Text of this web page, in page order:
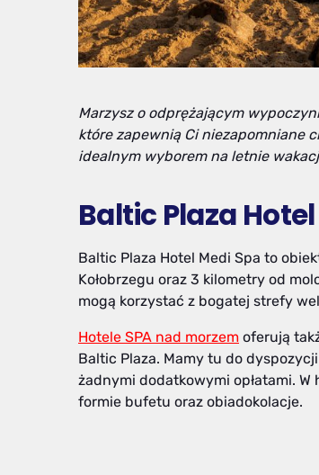
Marzysz o odprężającym
które zapewnią Ci niezapomniane
idealnym wyborem na letnie
Baltic Plaza
Baltic Plaza Hotel Medi Spa to
Kołobrzegu oraz 3 kilometry od
mogą korzystać z bogatej strefy
Hotele SPA nad morzem oferują
Baltic Plaza. Mamy tu do
żadnymi dodatkowymi opłatami.
formie bufetu oraz obiadokolacje.